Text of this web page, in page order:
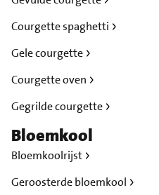
Courgette spaghetti
Gele courgette
Courgette oven
Gegrilde courgette
Bloemkool
Bloemkoolrijst
Geroosterde bloemkool